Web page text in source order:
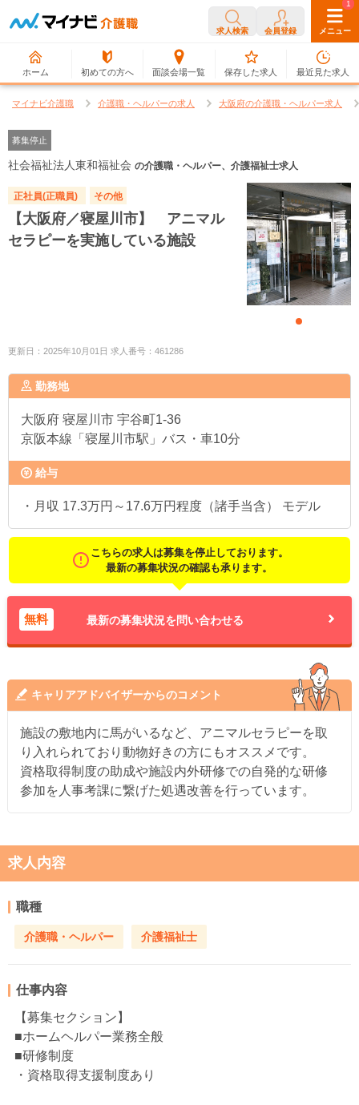
求人検索 会員登録 メニュー
ホーム 初めての方へ 面談会場一覧
0
保存した求人
1
最近見た求人
マイナビ介護職 介護職・ヘルパーの求人 大阪府の介護職・ヘルパー求人
募集停止
社会福祉法人東和福祉会 の介護職・ヘルパー、介護福祉士求人
正社員(正職員) その他
【大阪府／寝屋川市】 アニマル
セラピーを実施している施設
更新日：2025年10月01日 求人番号：461286
勤務地
大阪府 寝屋川市 宇谷町1-36
京阪本線「寝屋川市駅」バス・車10分
給与
・月収 17.3万円～17.6万円程度（諸手当含） モデル
こちらの求人は募集を停止しております。
最新の募集状況の確認も承ります。
無料 最新の募集状況を問い合わせる
キャリアアドバイザーからのコメント
施設の敷地内に馬がいるなど、アニマルセラピーを取
り入れられており動物好きの方にもオススメです。
資格取得制度の助成や施設内外研修での自発的な研修
参加を人事考課に繋げた処遇改善を行っています。
求人内容
職種
介護職・ヘルパー 介護福祉士
仕事内容
【募集セクション】
■ホームヘルパー業務全般
■研修制度
・資格取得支援制度あり